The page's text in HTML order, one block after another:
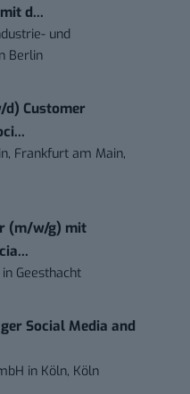
d...
und
Berlin
Customer
Frankfurt am Main,
(m/w/g) mit
in Geesthacht
Social Media and
in Köln, Köln